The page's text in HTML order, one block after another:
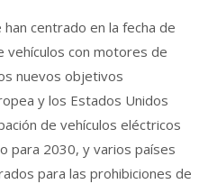
centrado en la fecha de
vehículos con motores de
nuevos objetivos
y los Estados Unidos
de vehículos eléctricos
para 2030, y varios países
para las prohibiciones de